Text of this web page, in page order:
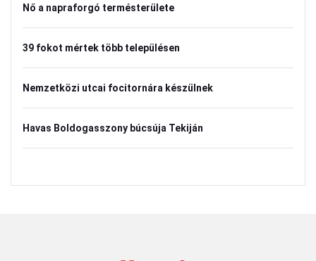
Nő a napraforgó termésterülete
39 fokot mértek több településen
Nemzetközi utcai focitornára készülnek
Havas Boldogasszony búcsúja Tekiján